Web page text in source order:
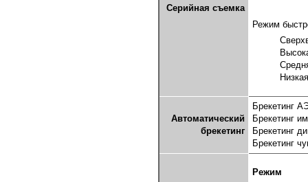
Серийная съемка
Режим
Автоматический
брекетинг
Брекетинг
Брекетинг
Брекетинг
Брекетинг
Режим